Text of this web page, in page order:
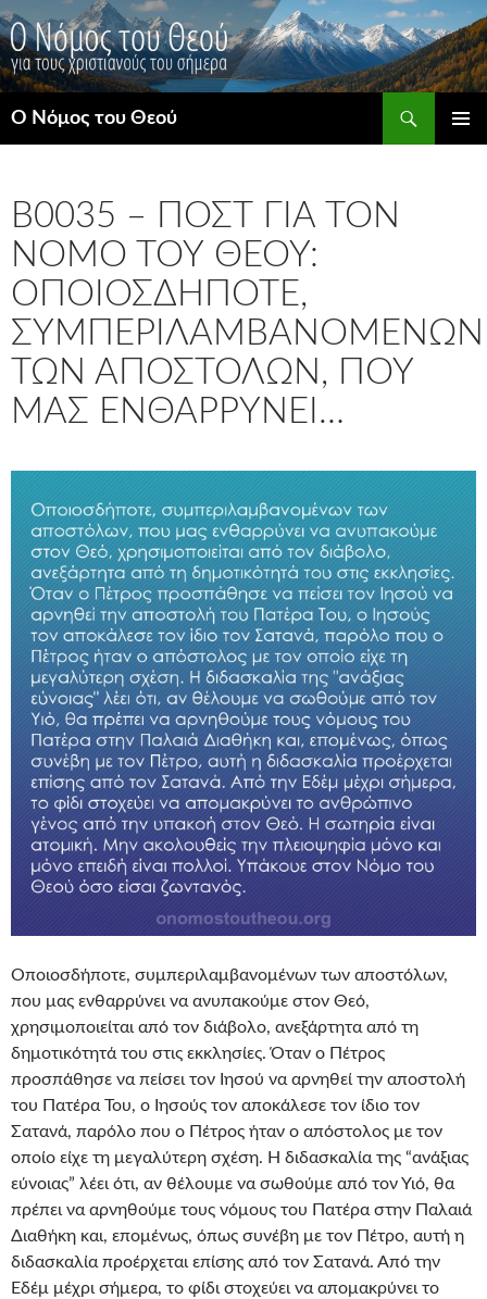
Μετάβαση
σε
περιεχόμενο
Ο Νόμος του Θεού
B0035 – ΠΟΣΤ ΓΙΑ ΤΟΝ
ΝΌΜΟ ΤΟΥ ΘΕΟΎ:
ΟΠΟΙΟΣΔΉΠΟΤΕ,
ΣΥΜΠΕΡΙΛΑΜΒΑΝΟΜΈΝΩΝ
ΤΩΝ ΑΠΟΣΤΌΛΩΝ, ΠΟΥ
ΜΑΣ ΕΝΘΑΡΡΎΝΕΙ…
Οποιοσδήποτε, συμπεριλαμβανομένων των αποστόλων,
που μας ενθαρρύνει να ανυπακούμε στον Θεό,
χρησιμοποιείται από τον διάβολο, ανεξάρτητα από τη
δημοτικότητά του στις εκκλησίες. Όταν ο Πέτρος
προσπάθησε να πείσει τον Ιησού να αρνηθεί την αποστολή
του Πατέρα Του, ο Ιησούς τον αποκάλεσε τον ίδιο τον
Σατανά, παρόλο που ο Πέτρος ήταν ο απόστολος με τον
οποίο είχε τη μεγαλύτερη σχέση. Η διδασκαλία της “ανάξιας
εύνοιας” λέει ότι, αν θέλουμε να σωθούμε από τον Υιό, θα
πρέπει να αρνηθούμε τους νόμους του Πατέρα στην Παλαιά
Διαθήκη και, επομένως, όπως συνέβη με τον Πέτρο, αυτή η
διδασκαλία προέρχεται επίσης από τον Σατανά. Από την
Εδέμ μέχρι σήμερα, το φίδι στοχεύει να απομακρύνει το